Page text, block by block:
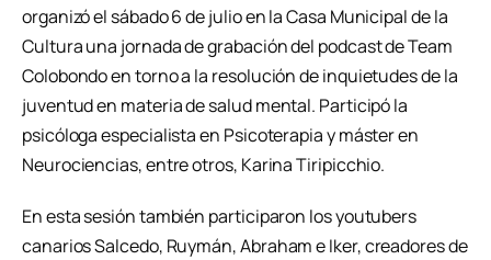
organizó el sábado 6 de julio en la Casa Municipal de la
Cultura una jornada de grabación del podcast de Team
Colobondo en torno a la resolución de inquietudes de la
juventud en materia de salud mental. Participó la
psicóloga especialista en Psicoterapia y máster en
Neurociencias, entre otros, Karina Tiripicchio.
En esta sesión también participaron los youtubers
canarios Salcedo, Ruymán, Abraham e Iker, creadores de